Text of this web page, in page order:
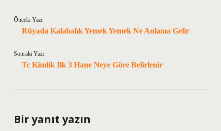
Önceki Yazı
Rüyada Kalabalık Yemek Yemek Ne Anlama Gelir
Sonraki Yazı
Tc Kimlik Ilk 3 Hane Neye Göre Belirlenir
Bir yanıt yazın